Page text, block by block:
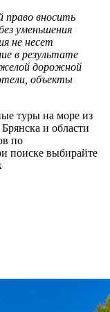
право вносить
уменьшения
не несет
в результате
дорожной
объекты
туры на море из
и области
по
поиске выбирайте